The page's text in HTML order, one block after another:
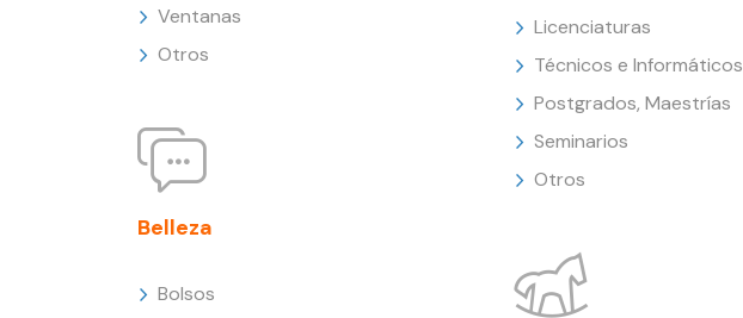
Ventanas
Otros
Belleza
Bolsos
Licenciaturas
Técnicos e Informáticos
Postgrados, Maestrías
Seminarios
Otros